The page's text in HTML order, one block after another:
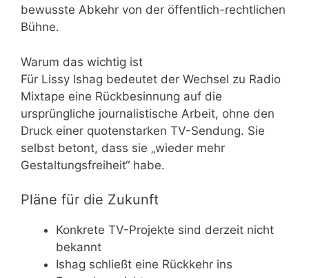
bewusste Abkehr von der öffentlich-rechtlichen
Bühne.
Warum das wichtig ist
Für Lissy Ishag bedeutet der Wechsel zu Radio
Mixtape eine Rückbesinnung auf die
ursprüngliche journalistische Arbeit, ohne den
Druck einer quotenstarken TV-Sendung. Sie
selbst betont, dass sie „wieder mehr
Gestaltungsfreiheit“ habe.
Pläne für die Zukunft
Konkrete TV-Projekte sind derzeit nicht
bekannt
Ishag schließt eine Rückkehr ins